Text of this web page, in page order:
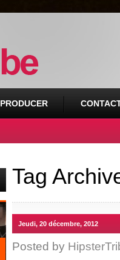
PRODUCER
Tag
Jeudi, 20 décembre, 2012
Posted by